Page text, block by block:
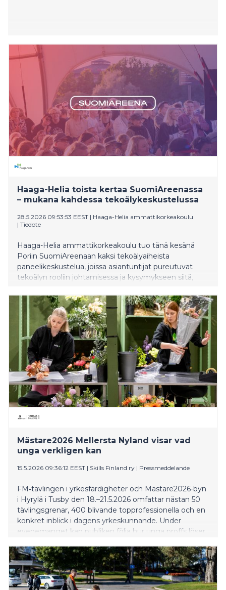
Haaga-Helia toista kertaa SuomiAreenassa
– mukana kahdessa tekoälykeskustelussa
28.5.2026 09:53:53 EEST | Haaga-Helia ammattikorkeakoulu
| Tiedote
Haaga-Helia ammattikorkeakoulu tuo tänä kesänä
Poriin SuomiAreenaan kaksi tekoälyaiheista
paneelikeskustelua, joissa asiantuntijat pureutuvat
tekoälyn rooliin johtamisessa ja kysymykseen siitä,
Mästare2026 Mellersta Nyland visar vad
unga verkligen kan
15.5.2026 09:36:12 EEST | Skills Finland ry | Pressmeddelande
FM‑tävlingen i yrkesfärdigheter och Mästare2026-byn
i Hyrylä i Tusby den 18.–21.5.2026 omfattar nästan 50
tävlingsgrenar, 400 blivande topprofessionella och en
konkret inblick i dagens yrkeskunnande. Under
evenemanget kan publiken följa hur unga proffs löser
spelproduktion och djurvård till CNC-bearbetning,
hårstyling, lokalvårdstjänster och reparation av
bilkarosser.